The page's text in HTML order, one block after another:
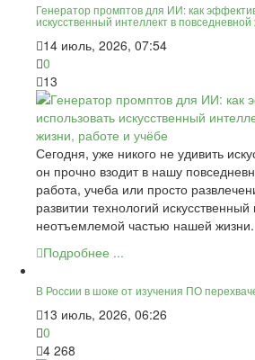
Генератор промптов для ИИ: как
искусственный интеллект в
14 июль, 2026, 07:54
0
13
Сегодня, уже никого не удивить
он прочно взодит в нашу
работа, учеба или просто
развитии технологий
неотъемлемой частью нашей жизни.
Подробнее ...
В России в шоке от изучения ПО
13 июль, 2026, 06:26
0
4 268